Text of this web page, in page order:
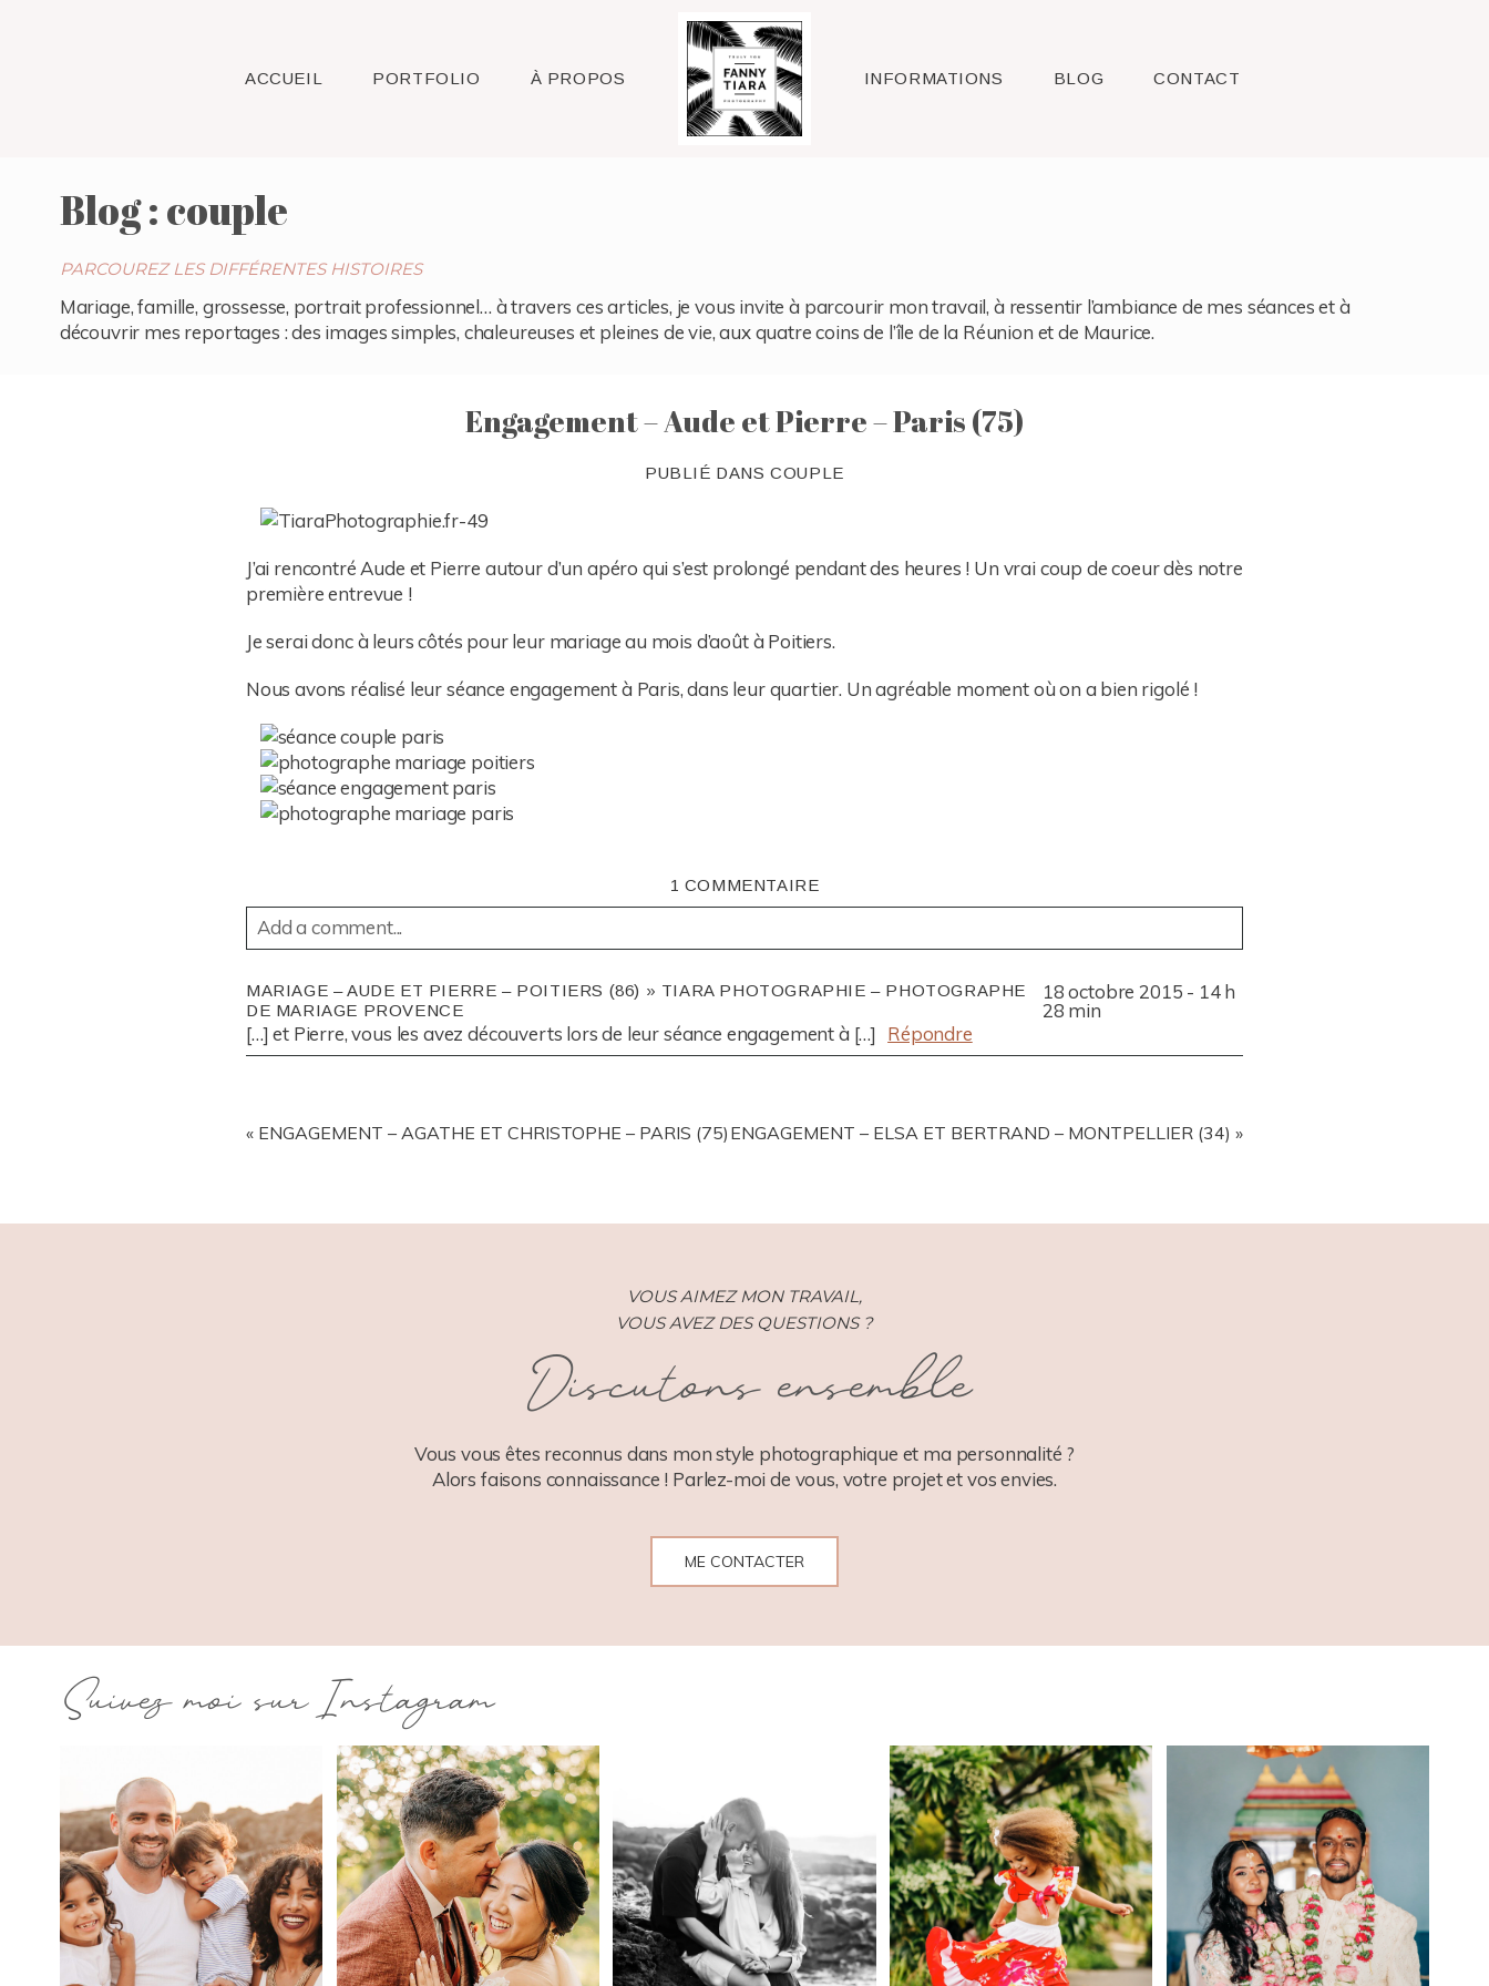
ACCUEIL PORTFOLIO À PROPOS Raleigh INFORMATIONS BLOG CONTACT
Blog : couple
PARCOUREZ LES DIFFÉRENTES HISTOIRES
Mariage, famille, grossesse, portrait professionnel… à travers ces articles, je vous invite à parcourir mon travail, à ressentir l’ambiance de mes séances et à
découvrir mes reportages : des images simples, chaleureuses et pleines de vie, aux quatre coins de l’île de la Réunion et de Maurice.
Engagement – Aude et Pierre – Paris (75)
PUBLIÉ DANSCOUPLE
J’ai rencontré Aude et Pierre autour d’un apéro qui s’est prolongé pendant des heures ! Un vrai coup de coeur dès notre
première entrevue !
Je serai donc à leurs côtés pour leur mariage au mois d’août à Poitiers.
Nous avons réalisé leur séance engagement à Paris, dans leur quartier. Un agréable moment où on a bien rigolé !
1 COMMENTAIRE
Add a comment...
MARIAGE – AUDE ET PIERRE – POITIERS (86) » TIARA PHOTOGRAPHIE – PHOTOGRAPHE
DE MARIAGE PROVENCE
18 octobre 2015 - 14 h
28 min
[…] et Pierre, vous les avez découverts lors de leur séance engagement à […]
Répondre
« ENGAGEMENT – AGATHE ET CHRISTOPHE – PARIS (75) ENGAGEMENT – ELSA ET BERTRAND – MONTPELLIER (34) »
VOUS AIMEZ MON TRAVAIL,
VOUS AVEZ DES QUESTIONS ?
Discutons ensemble
Vous vous êtes reconnus dans mon style photographique et ma personnalité ?
Alors faisons connaissance ! Parlez-moi de vous, votre projet et vos envies.
ME CONTACTER
Suivez moi sur Instagram